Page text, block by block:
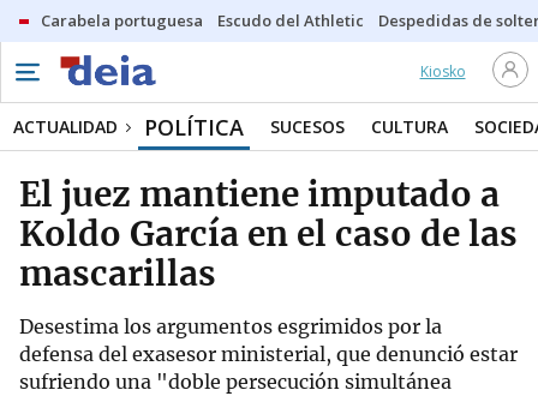
Carabela portuguesa Escudo del Athletic Despedidas de
Kiosko
ACTUALIDAD POLÍTICA SUCESOS CULTURA
El juez mantiene imputado a
Koldo García en el caso de las
mascarillas
Desestima los argumentos esgrimidos por la
defensa del exasesor ministerial, que denunció estar
sufriendo una "doble persecución simultánea